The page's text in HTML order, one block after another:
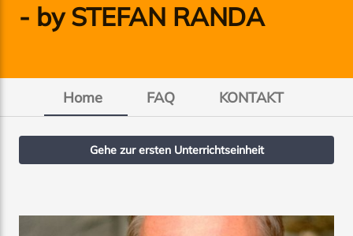
- by STEFAN RANDA
Home FAQ KONTAKT
Gehe zur ersten Unterrichtseinheit